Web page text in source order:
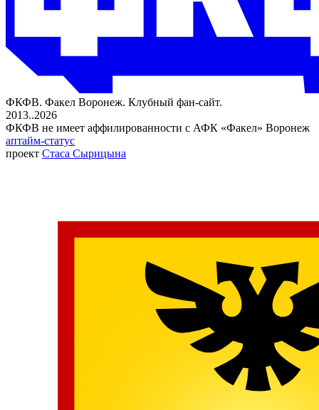
ФКФВ. Факел Воронеж. Клубный фан-сайт.
2013..2026
ФКФВ не имеет аффилированности с АФК «Факел» Воронеж
аптайм-статус
проект Стаса Сырицына